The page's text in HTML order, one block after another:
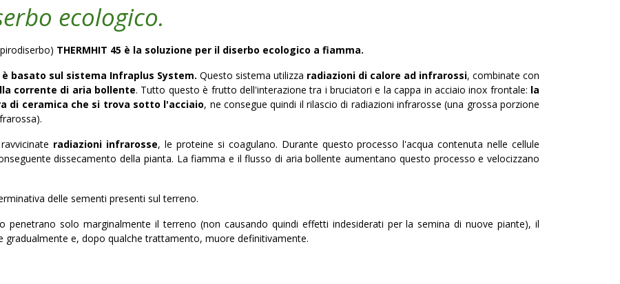
ecologico.
THERMHIT 45 è la soluzione per il diserbo ecologico a fiamma.
è basato sul sistema Infraplus System. Questo sistema utilizza radiazioni di calore ad infrarossi, combinate con
corrente di aria bollente. Tutto questo è frutto dell'interazione tra i bruciatori e la cappa in acciaio inox frontale: la
di ceramica che si trova sotto l'acciaio, ne consegue quindi il rilascio di radiazioni infrarosse (una grossa porzione
radiazioni infrarosse, le proteine si coagulano. Durante questo processo l'acqua contenuta nelle cellule
dissecamento della pianta. La fiamma e il flusso di aria bollente aumentano questo processo e velocizzano
delle sementi presenti sul terreno.
penetrano solo marginalmente il terreno (non causando quindi effetti indesiderati per la semina di nuove piante), il
e, dopo qualche trattamento, muore definitivamente.